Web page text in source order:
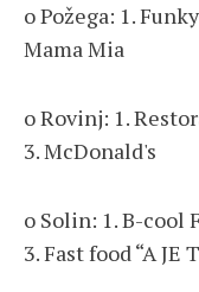
o Požega: 1.
Mama Mia
o Rovinj: 1.
3. McDonald's
o Solin: 1. B-cool
3. Fast food “A JE